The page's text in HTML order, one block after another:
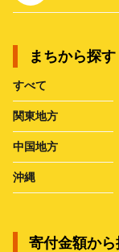
まちから探す
すべて
関東地方
中国地方
沖縄
寄付金額から